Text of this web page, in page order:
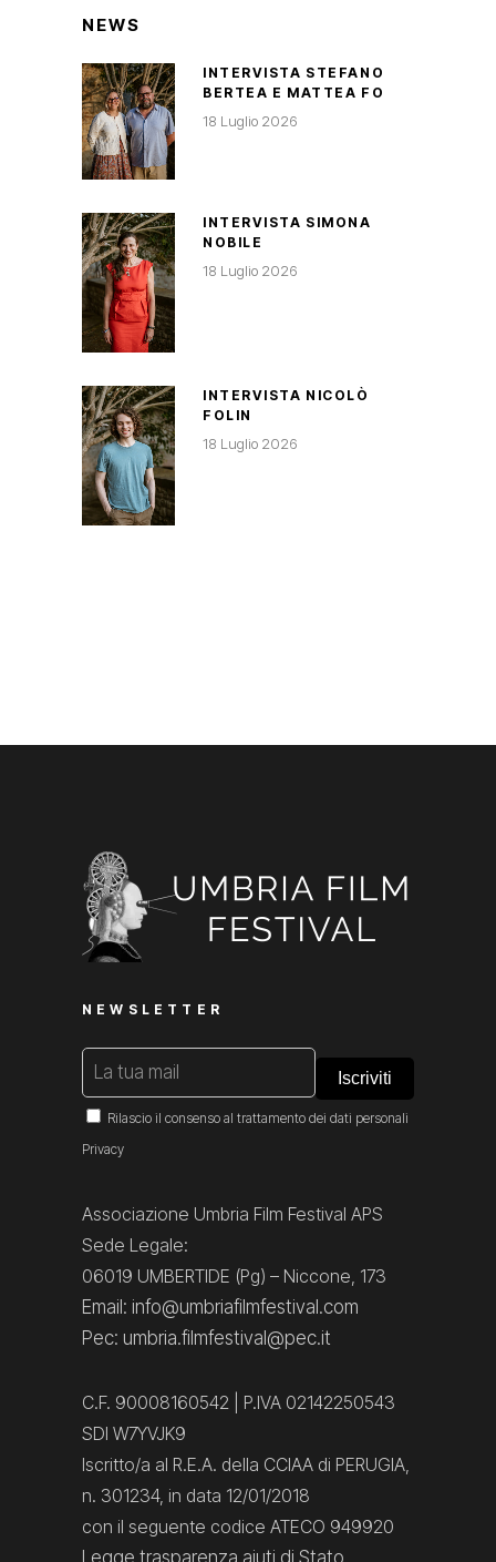
NEWS
INTERVISTA STEFANO
BERTEA E MATTEA FO
18 Luglio 2026
INTERVISTA SIMONA
NOBILE
18 Luglio 2026
INTERVISTA NICOLÒ
FOLIN
18 Luglio 2026
NEWSLETTER
Rilascio il consenso al trattamento dei dati personali
Privacy
Associazione Umbria Film Festival APS
Sede Legale:
06019 UMBERTIDE (Pg) – Niccone, 173
Email: info@umbriafilmfestival.com
Pec: umbria.filmfestival@pec.it
C.F. 90008160542 | P.IVA 02142250543
SDI W7YVJK9
Iscritto/a al R.E.A. della CCIAA di PERUGIA,
n. 301234, in data 12/01/2018
con il seguente codice ATECO 949920